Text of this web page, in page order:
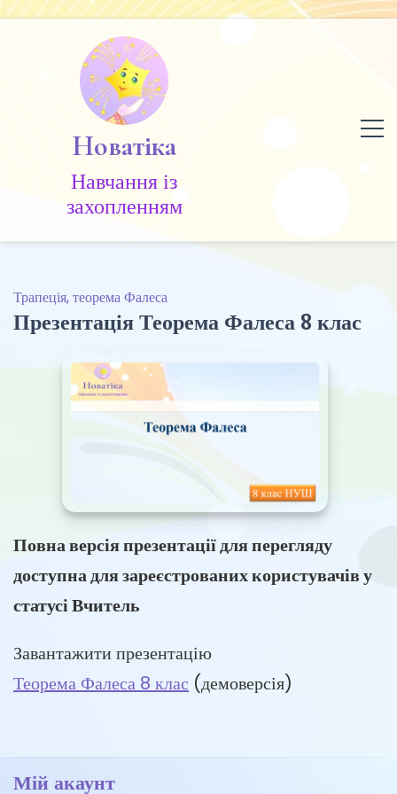
Skip
Новатіка
Навчання із
захопленням
Трапеція, теорема Фалеса
Презентація Теорема Фалеса 8 клас
Повна версія презентації для перегляду
доступна для зареєстрованих користувачів у
статусі Вчитель
Завантажити презентацію
Теорема Фалеса 8 клас (демоверсія)
Мій акаунт